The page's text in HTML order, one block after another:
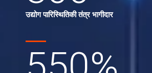
उद्योग पारिस्थितिकी तंत्र भागीदार